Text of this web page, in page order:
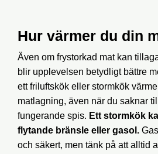
Hur värmer du din
Även om frystorkad mat kan
blir upplevelsen betydligt bättre
ett friluftskök eller stormkök
matlagning, även när du saknar
fungerande spis. Ett stormkök
flytande bränsle eller gasol.
och säkert, men tänk på att alltid